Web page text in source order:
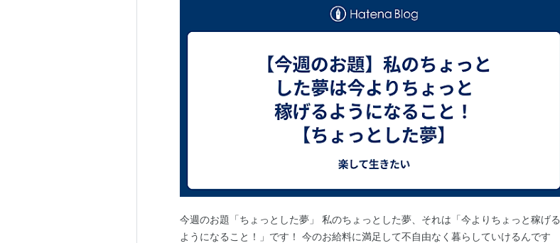
今週のお題「ちょっとした夢」 私のちょっとした夢、それは「今よりちょっと稼げる
ようになること！」です！ 今のお給料に満足して不自由なく暮らしていけるんです